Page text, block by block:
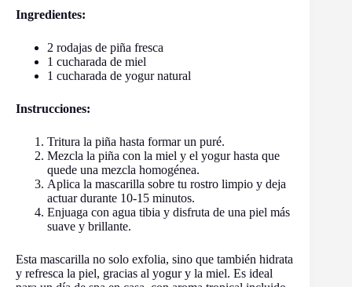
Ingredientes:
2 rodajas de piña fresca
1 cucharada de miel
1 cucharada de yogur natural
Instrucciones:
Tritura la piña hasta formar un puré.
Mezcla la piña con la miel y el yogur hasta que
quede una mezcla homogénea.
Aplica la mascarilla sobre tu rostro limpio y deja
actuar durante 10-15 minutos.
Enjuaga con agua tibia y disfruta de una piel más
suave y brillante.
Esta mascarilla no solo exfolia, sino que también hidrata
y refresca la piel, gracias al yogur y la miel. Es ideal